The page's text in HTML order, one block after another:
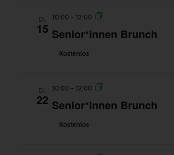
DI.
15
10:00 - 12:00
Senior*innen Brunch
Kostenlos
DI.
22
10:00 - 12:00
Senior*innen Brunch
Kostenlos